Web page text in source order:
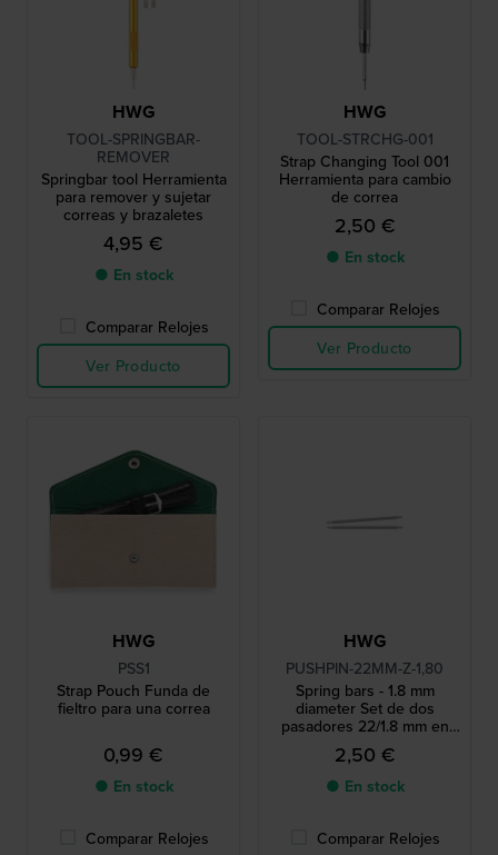
HWG
TOOL-SPRINGBAR-
REMOVER
Springbar tool Herramienta
para remover y sujetar
correas y brazaletes
4,95 €
● En stock
Comparar Relojes
Ver Producto
HWG
TOOL-STRCHG-001
Strap Changing Tool 001
Herramienta para cambio
de correa
2,50 €
● En stock
Comparar Relojes
Ver Producto
HWG
PSS1
Strap Pouch Funda de
fieltro para una correa
0,99 €
● En stock
Comparar Relojes
HWG
PUSHPIN-22MM-Z-1,80
Spring bars - 1.8 mm
diameter Set de dos
pasadores 22/1.8 mm en
tono plateado
2,50 €
● En stock
Comparar Relojes